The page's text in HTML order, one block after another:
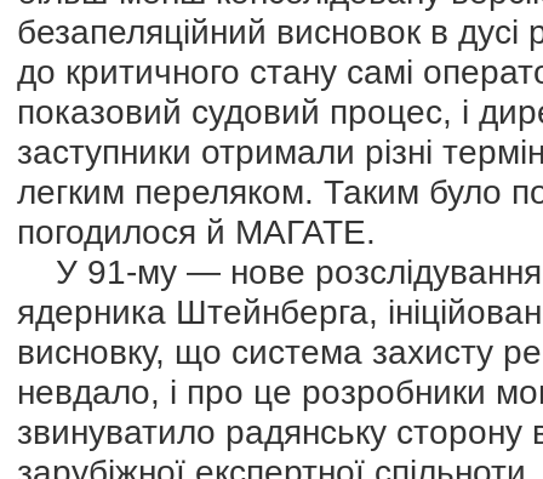
безапеляційний висновок в
до критичного стану самі
показовий судовий процес, і
заступники отримали різні
легким переляком. Таким було
погодилося й МАГАТЕ.
У 91-му — нове розслідування
ядерника Штейнберга,
висновку, що система захисту
невдало, і про це розробники
звинуватило радянську